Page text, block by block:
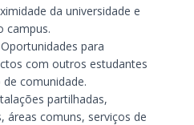
da universidade e
campus.
para
com outros estudantes
comunidade.
partilhadas,
áreas comuns, serviços de